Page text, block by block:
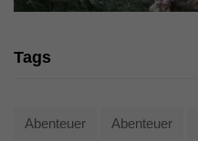
Tags
Abenteuer Abenteuer